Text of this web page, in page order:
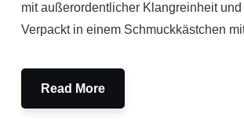
mit außerordentlicher Klangreinheit und
Verpackt in einem Schmuckkästchen
Read More